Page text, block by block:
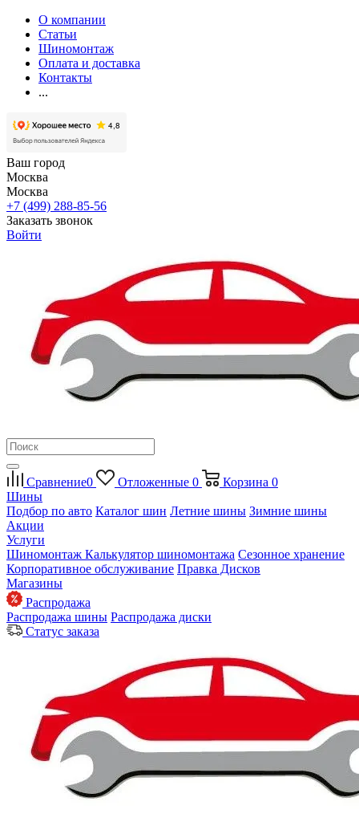
О компании
Статьи
Шиномонтаж
Оплата и доставка
Контакты
...
Ваш город
Москва
Москва
+7 (499) 288-85-56
Заказать звонок
Войти
Сравнение0 Отложенные 0 Корзина 0
Шины
Подбор по авто Каталог шин Летние шины Зимние шины
Акции
Услуги
Шиномонтаж Калькулятор шиномонтажа Сезонное хранение
Корпоративное обслуживание Правка Дисков
Магазины
Распродажа
Распродажа шины Распродажа диски
Статус заказа